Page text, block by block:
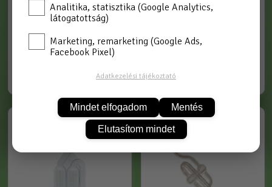
golyós kotyogó
ÜVEGKOTYOGÓ
Analitika, statisztika (Google Analytics,
látogatottság)
Marketing, remarketing (Google Ads,
Facebook Pixel)
Adatkezelési tájékoztató
Mindet elfogadom Mentés
Elutasítom mindet